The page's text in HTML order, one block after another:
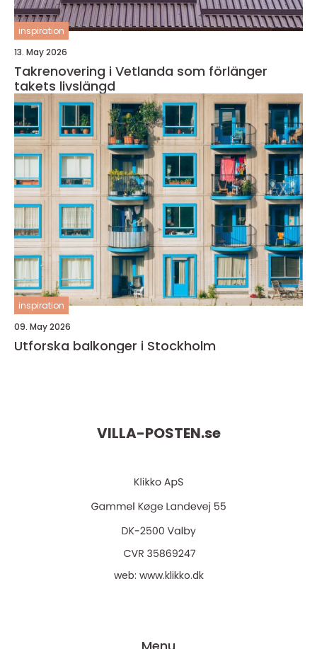
inspiration
13. May 2026
Takrenovering i Vetlanda som förlänger
takets livslängd
inspiration
09. May 2026
Utforska balkonger i Stockholm
VILLA-POSTEN.se
web: www.klikko.dk